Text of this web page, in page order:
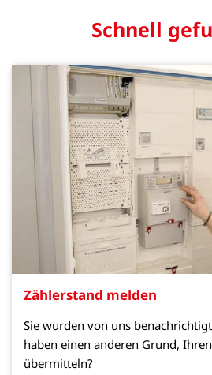
Schnell
Zählerstand melden
Sie wurden von uns
haben einen anderen Grund,
übermitteln?